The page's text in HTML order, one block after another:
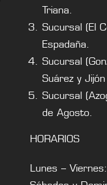
Triana.
Sucursal (El
Espadaña.
Sucursal
Suárez y
Sucursal
de Agosto.
HORARIOS
Lunes – Viernes: